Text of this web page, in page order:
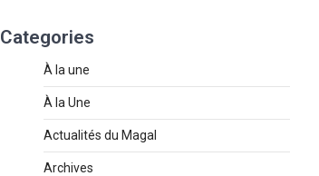
Categories
À la une
À la Une
Actualités du Magal
Archives